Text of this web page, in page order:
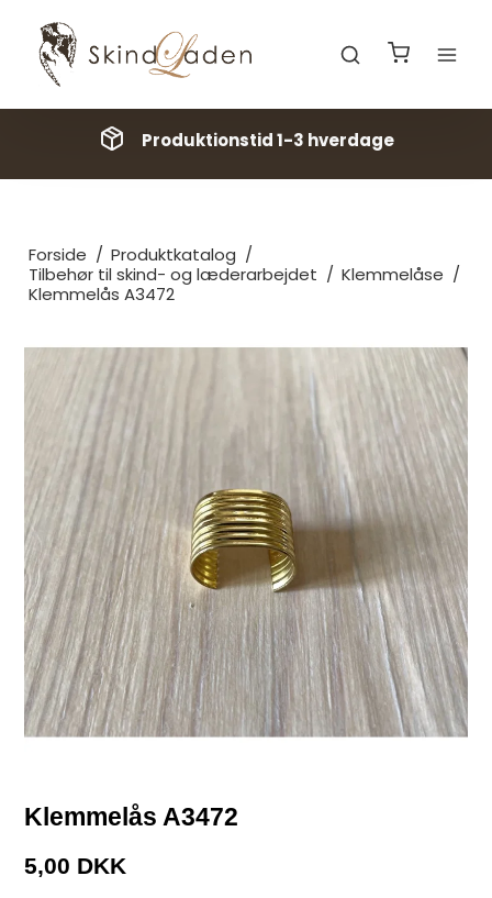
Produktionstid 1-3 hverdage
Forside / Produktkatalog /
Tilbehør til skind- og læderarbejdet / Klemmelåse /
Klemmelås A3472
Klemmelås A3472
5,00 DKK